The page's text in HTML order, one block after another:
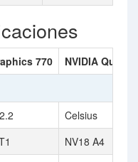
770 NVIDIA
Celsius
NV18 A4